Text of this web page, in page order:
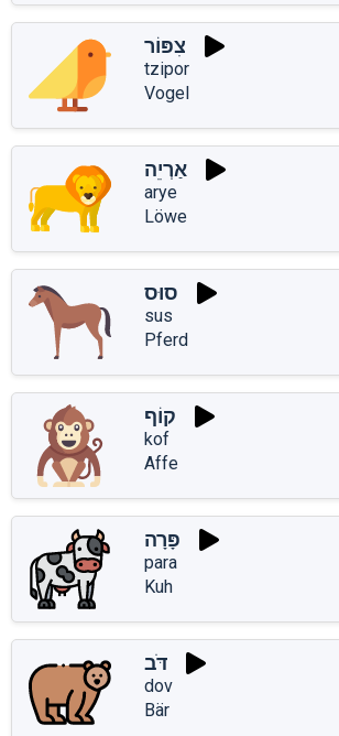
צִפּוֹר
tzipor
Vogel
אַרְיֵה
arye
Löwe
סוּס
sus
Pferd
קוֹף
kof
Affe
פָּרָה
para
Kuh
דֹּב
dov
Bär